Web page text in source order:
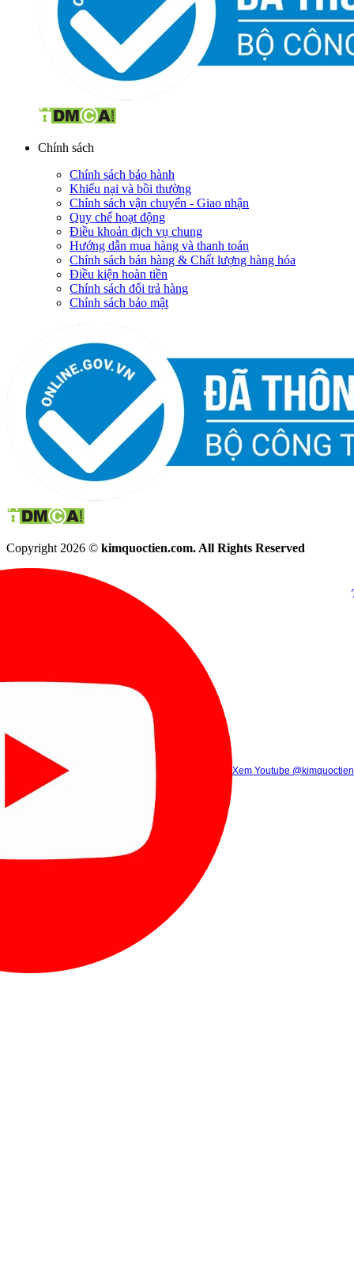
Chính sách
Chính sách bảo hành
Khiếu nại và bồi thường
Chính sách vận chuyển - Giao nhận
Quy chế hoạt động
Điều khoản dịch vụ chung
Hướng dẫn mua hàng và thanh toán
Chính sách bán hàng & Chất lượng hàng hóa
Điều kiện hoàn tiền
Chính sách đổi trả hàng
Chính sách bảo mật
Copyright 2026 © kimquoctien.com. All Rights Reserved
Xem Tik Tok
(8h00 - 21h30)
(8h00 -
Gọi điện (8h00 - 21h30)
Xem Youtube @kimquoctien